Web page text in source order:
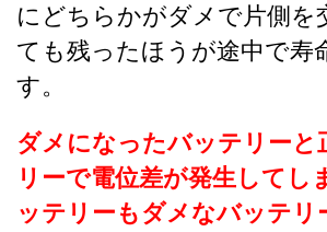
にどちらかがダメで片側を
ても残ったほうが途中で寿
す。
ダメになったバッテリーと
リーで電位差が発生してし
ッテリーもダメなバッテリ